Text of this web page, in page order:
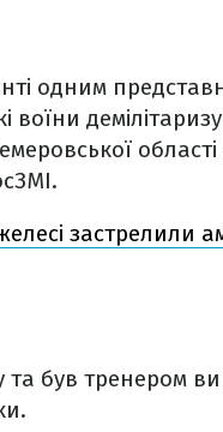
одним
воїни
області
застрелили
був тренером